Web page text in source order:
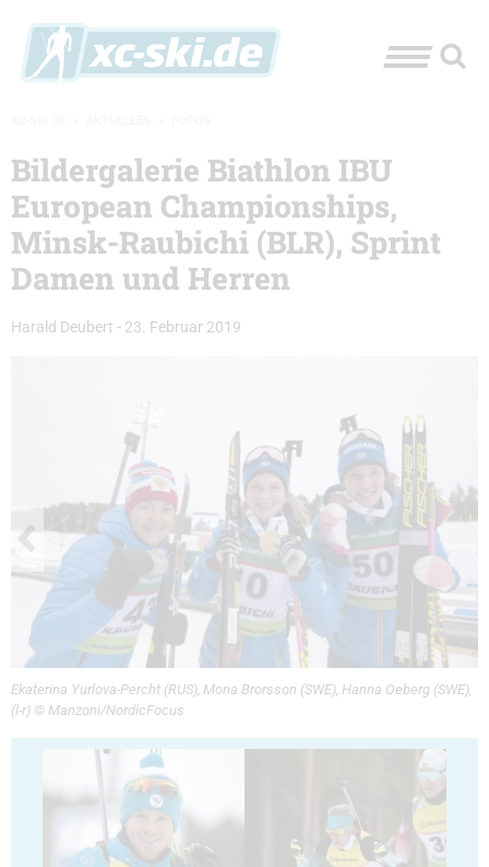
Bildergalerie Biathlon IBU
European Championships,
Minsk-Raubichi (BLR), Sprint
Damen und Herren
Harald Deubert - 23. Februar 2019
Ekaterina Yurlova-Percht (RUS), Mona Brorsson (SWE), Hanna Oeberg (SWE),
(l-r) © Manzoni/NordicFocus